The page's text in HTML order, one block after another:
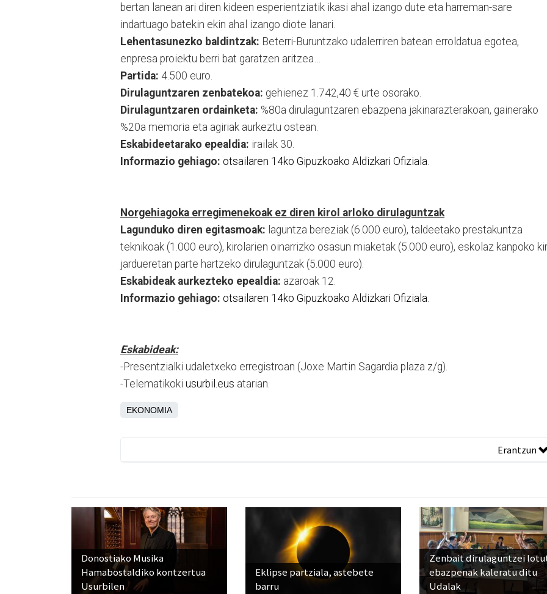
bertan lanean ari diren kideen esperientziatik ikasi ahal izango dute eta harreman-sare
indartuago batekin ekin ahal izango diote lanari.
Lehentasunezko baldintzak: Beterri-Buruntzako udalerriren batean erroldatua egotea,
enpresa proiektu berri bat garatzen aritzea…
Partida: 4.500 euro.
Dirulaguntzaren zenbatekoa: gehienez 1.742,40 € urte osorako.
Dirulaguntzaren ordainketa: %80a dirulaguntzaren ebazpena jakinarazterakoan, gainerako
%20a memoria eta agiriak aurkeztu ostean.
Eskabideetarako epealdia: irailak 30.
Informazio gehiago: otsailaren 14ko Gipuzkoako Aldizkari Ofiziala
Norgehiagoka erregimenekoak ez diren kirol arloko dirulaguntzak
Lagunduko diren egitasmoak: laguntza bereziak (6.000 euro), taldeetako prestakuntza
teknikoak (1.000 euro), kirolarien oinarrizko osasun miaketak (5.000 euro), eskolaz kanpoko
jardueretan parte hartzeko dirulaguntzak (5.000 euro).
Eskabideak aurkezteko epealdia: azaroak 12.
Informazio gehiago: otsailaren 14ko Gipuzkoako Aldizkari Ofiziala
Eskabideak:
-Presentzialki udaletxeko erregistroan (Joxe Martin Sagardia plaza z/g).
-Telematikoki usurbil.eus atarian.
EKONOMIA
Erantzun
Donostiako Musika
Hamabostaldiko kontzertua
Usurbilen
Eklipse partziala, astebete
barru
Zenbait dirulaguntzei
ebazpenak kaleratu ditu
Udalak